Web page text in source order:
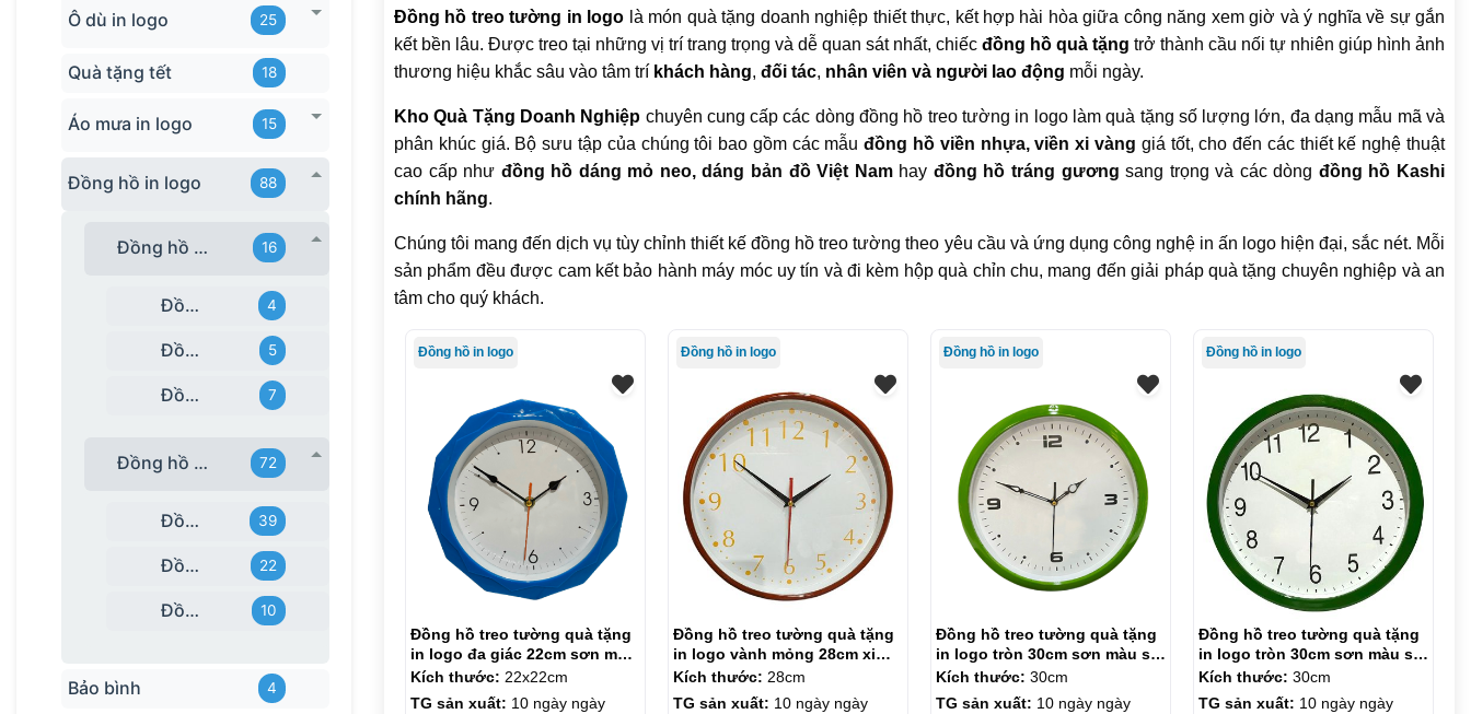
Ô dù in logo 25
Quà tặng tết 18
Áo mưa in logo 15
Đồng hồ in logo 88
Đồng hồ để bàn 16
Đồng hồ để bàn gỗ 4
Đồng hồ để bàn Kashi 5
Đồng hồ để bàn pha lê 7
Đồng hồ treo tường 72
Đồng hồ treo tường giá rẻ 39
Đồng hồ treo tường Kashi 22
Đồng hồ treo tường tráng gương 10
Bảo bình 4
Đồng hồ treo tường in logo là món quà tặng doanh nghiệp thiết thực, kết hợp hài hòa giữa công năng xem giờ và ý nghĩa về sự gắn
kết bền lâu. Được treo tại những vị trí trang trọng và dễ quan sát nhất, chiếc đồng hồ quà tặng trở thành cầu nối tự nhiên giúp hình ảnh
thương hiệu khắc sâu vào tâm trí khách hàng, đối tác, nhân viên và người lao động mỗi ngày.
Kho Quà Tặng Doanh Nghiệp chuyên cung cấp các dòng đồng hồ treo tường in logo làm quà tặng số lượng lớn, đa dạng mẫu mã và
phân khúc giá. Bộ sưu tập của chúng tôi bao gồm các mẫu đồng hồ viền nhựa, viền xi vàng giá tốt, cho đến các thiết kế nghệ thuật
cao cấp như đồng hồ dáng mỏ neo, dáng bản đồ Việt Namhay đồng hồ tráng gương sang trọng và các dòng đồng hồ Kashi
chính hãng.
Chúng tôi mang đến dịch vụ tùy chỉnh thiết kế đồng hồ treo tường theo yêu cầu và ứng dụng công nghệ in ấn logo hiện đại, sắc nét. Mỗi
sản phẩm đều được cam kết bảo hành máy móc uy tín và đi kèm hộp quà chỉn chu, mang đến giải pháp quà tặng chuyên nghiệp và an
tâm cho quý khách.
Đồng hồ in logo
Đồng hồ treo tường quà tặng
in logo đa giác 22cm sơn màu
số in KQ-DH01
Kích thước: 22x22cm
TG sản xuất: 10 ngày ngày
Đồng hồ in logo
Đồng hồ treo tường quà tặng
in logo vành mỏng 28cm xi
vàng số in KQ-DH02
Kích thước: 28cm
TG sản xuất: 10 ngày ngày
Đồng hồ in logo
Đồng hồ treo tường quà tặng
in logo tròn 30cm sơn màu số
in KQ-DH03
Kích thước: 30cm
TG sản xuất: 10 ngày ngày
Đồng hồ in logo
Đồng hồ treo tường quà tặng
in logo tròn 30cm sơn màu số
in KQ-DH04
Kích thước: 30cm
TG sản xuất: 10 ngày ngày